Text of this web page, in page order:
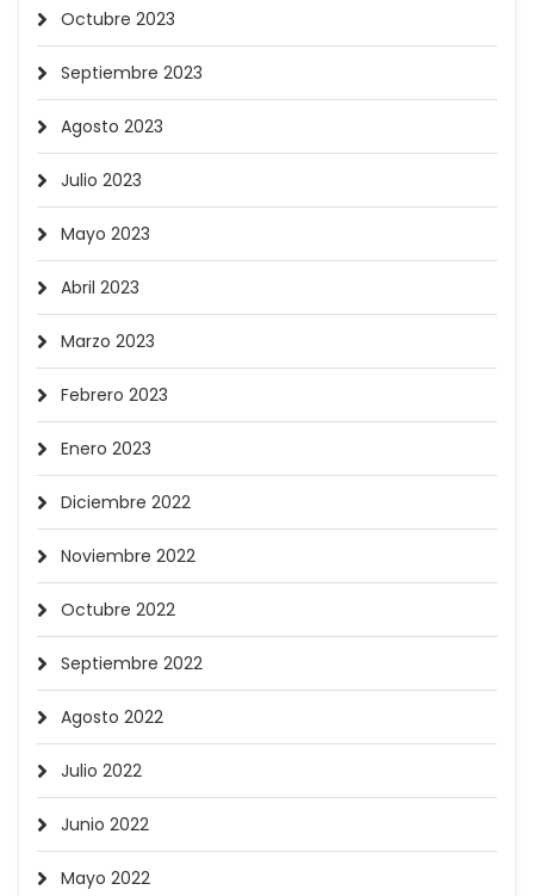
Octubre 2023
Septiembre 2023
Agosto 2023
Julio 2023
Mayo 2023
Abril 2023
Marzo 2023
Febrero 2023
Enero 2023
Diciembre 2022
Noviembre 2022
Octubre 2022
Septiembre 2022
Agosto 2022
Julio 2022
Junio 2022
Mayo 2022